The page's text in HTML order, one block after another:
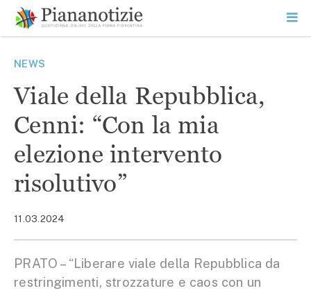
contenuto
SEARCH
NEWS
Viale della Repubblica,
Cenni: “Con la mia
elezione intervento
risolutivo”
11.03.2024
PRATO – “Liberare viale della Repubblica da
restringimenti, strozzature e caos con un